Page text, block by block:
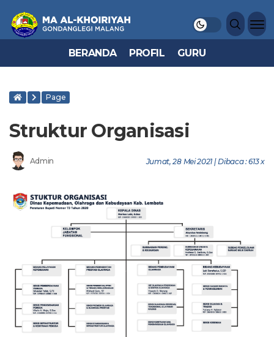
BERANDA PROFIL GURU
Page
Struktur Organisasi
Admin Jumat, 28 Mei 2021 | Dibaca : 613 x